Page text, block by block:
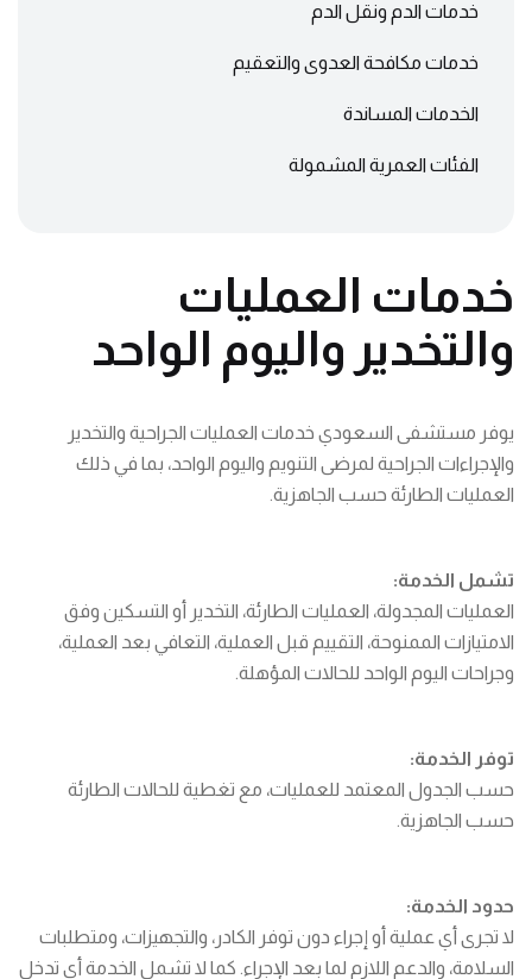
خدمات الدم ونقل الدم
خدمات مكافحة العدوى والتعقيم
الخدمات المساندة
الفئات العمرية المشمولة
خدمات العمليات
والتخدير واليوم الواحد
يوفر مستشفى السعودي خدمات العمليات الجراحية والتخدير
والإجراءات الجراحية لمرضى التنويم واليوم الواحد، بما في ذلك
العمليات الطارئة حسب الجاهزية.
تشمل الخدمة:
العمليات المجدولة، العمليات الطارئة، التخدير أو التسكين وفق
الامتيازات الممنوحة، التقييم قبل العملية، التعافي بعد العملية،
وجراحات اليوم الواحد للحالات المؤهلة.
توفر الخدمة:
حسب الجدول المعتمد للعمليات، مع تغطية للحالات الطارئة
حسب الجاهزية.
حدود الخدمة:
لا تجرى أي عملية أو إجراء دون توفر الكادر، والتجهيزات، ومتطلبات
السلامة، والدعم اللازم لما بعد الإجراء. كما لا تشمل الخدمة أي تدخل